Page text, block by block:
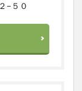
−５０